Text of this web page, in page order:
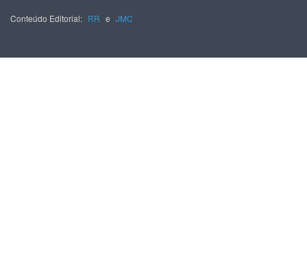
Conteúdo Editorial: RR e JMC